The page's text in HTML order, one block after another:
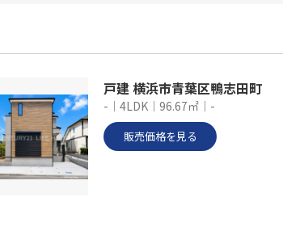
戸建 横浜市青葉区鴨志田町
-｜4LDK｜96.67㎡｜-
販売価格を見る